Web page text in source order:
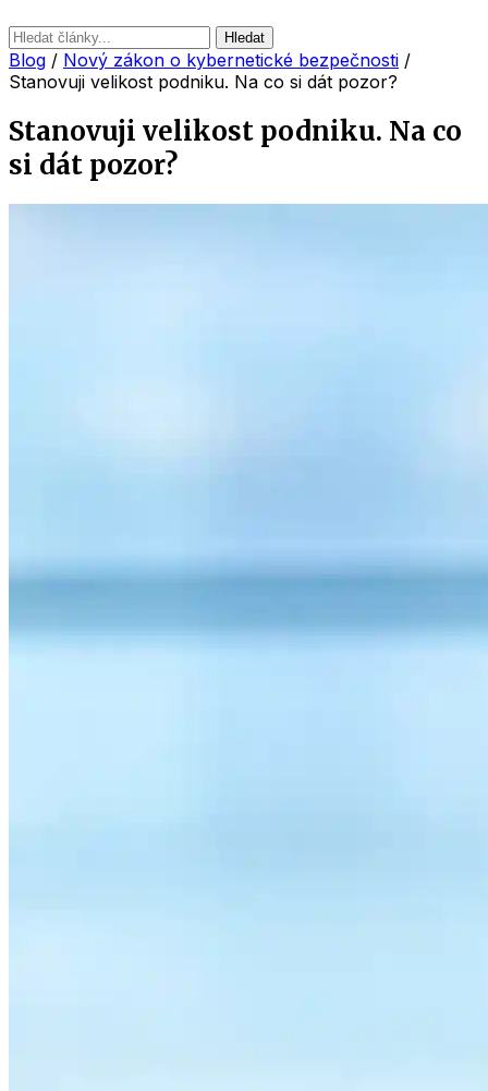
Hledat
Blog / Nový zákon o kybernetické bezpečnosti /
Stanovuji velikost podniku. Na co si dát pozor?
Stanovuji velikost podniku. Na co
si dát pozor?